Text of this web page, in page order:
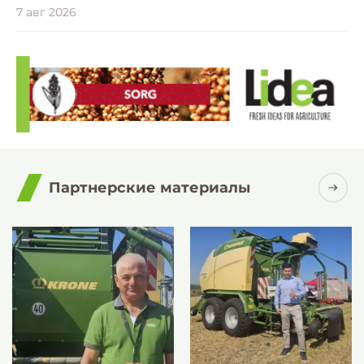
7 авг 2026
Партнерские материалы